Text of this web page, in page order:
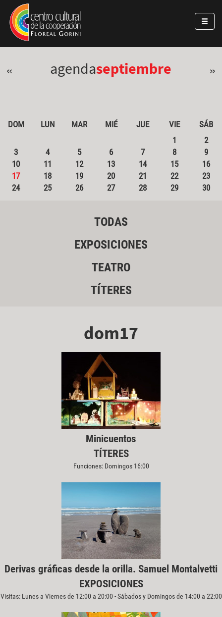
Pasar al contenido principal
Jump to main content
« agendaseptiembre »
DOM LUN MAR MIÉ JUE VIE
SÁB
1
2
3
4 5 6 7 8
9
10
11 12 13 14 15
16
17
18 19 20 21 22
23
24
25 26 27 28 29 30
TODAS
EXPOSICIONES
TEATRO
TÍTERES
dom17
Minicuentos
TÍTERES
Funciones: Domingos 16:00
Derivas gráficas desde la orilla. Samuel Montalvetti
EXPOSICIONES
Visitas: Lunes a Viernes de 12:00 a 20:00 - Sábados y Domingos de 14:00 a 22:00